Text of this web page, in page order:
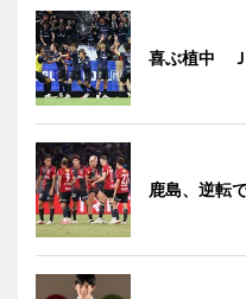
喜ぶ植中
鹿島、逆転